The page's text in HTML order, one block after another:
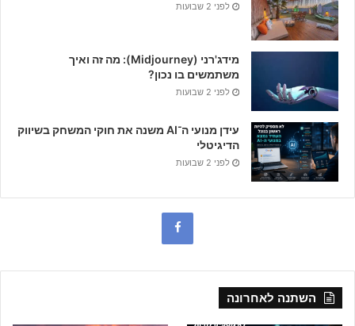
לפני 2 שבועות
מידג'רני (Midjourney): מה זה ואיך
משתמשים בו נכון?
לפני 2 שבועות
עידן מנועי ה־AI משנה את חוקי המשחק בשיווק
הדיגיטלי
לפני 2 שבועות
השתנה לאחרונה